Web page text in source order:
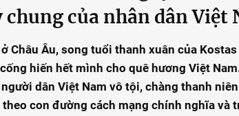
của nhân dân Việt
Châu Âu, song tuổi thanh xuân của
hiến hết mình cho quê hương Việt
dân Việt Nam vô tội, chàng thanh
con đường cách mạng chính nghĩa và